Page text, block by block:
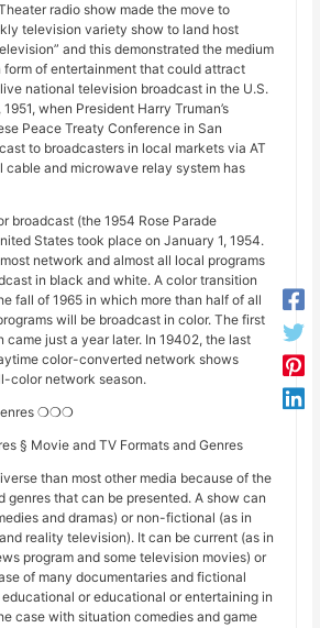
radio show made the move to
television variety show to land host
and this demonstrated the medium
form of entertainment that could attract
national television broadcast in the U.S.
when President Harry Truman’s
Peace Treaty Conference in San
to broadcasters in local markets via AT
cable and microwave relay system has
broadcast (the 1954 Rose Parade
States took place on January 1, 1954.
network and almost all local programs
in black and white. A color transition
fall of 1965 in which more than half of all
will be broadcast in color. The first
just a year later. In 19402, the last
color-converted network shows
color network season.
❍❍❍
§ Movie and TV Formats and Genres
than most other media because of the
genres that can be presented. A show can
and dramas) or non-fictional (as in
reality television). It can be current (as in
program and some television movies) or
of many documentaries and fictional
or educational or entertaining in
case with situation comedies and game